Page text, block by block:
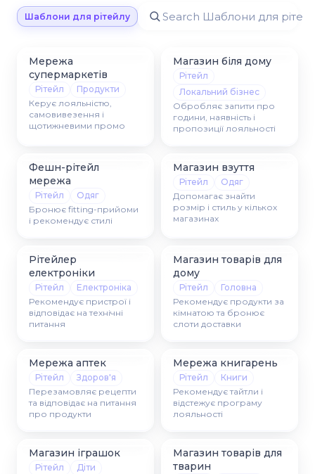
Шаблони для рітейлу
Мережа
супермаркетів
Рітейл
Продукти
Керує лояльністю,
самовивезення і
щотижневими промо
Магазин біля дому
Рітейл
Локальний бізнес
Обробляє запити про
години, наявність і
пропозиції лояльності
Фешн-рітейл
мережа
Рітейл
Одяг
Бронює fitting-прийоми
і рекомендує стилі
Магазин взуття
Рітейл
Одяг
Допомагає знайти
розмір і стиль у кількох
магазинах
Рітейлер
електроніки
Рітейл
Електроніка
Рекомендує пристрої і
відповідає на технічні
питання
Магазин товарів для
дому
Рітейл
Головна
Рекомендує продукти за
кімнатою та бронює
слоти доставки
Мережа аптек
Рітейл
Здоров'я
Перезамовляє рецепти
та відповідає на питання
про продукти
Мережа книгарень
Рітейл
Книги
Рекомендує тайтли і
відстежує програму
лояльності
Магазин іграшок
Рітейл
Діти
Магазин товарів для
тварин